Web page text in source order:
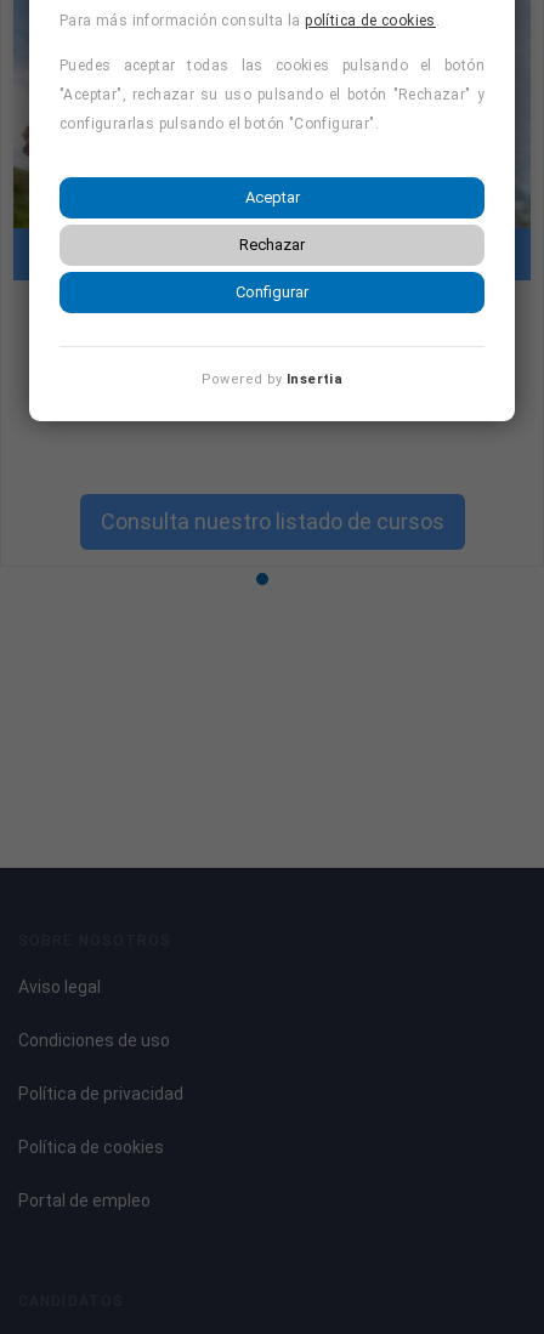
Cursos con prácticas en empresas
"Cursos con prácticas en empresas:
consulta la oferta formativa disponible.
Consulta nuestro listado de cursos
Aviso legal
Condiciones de uso
Política de privacidad
Política de cookies
Portal de empleo
Para más información consulta lapolítica de cookies .
Puedes aceptar todas las cookies pulsando el botón
"Aceptar", rechazar su uso pulsando el botón "Rechazar" y
configurarlas pulsando el botón "Configurar".
Aceptar
Rechazar
Configurar
Powered by Insertia